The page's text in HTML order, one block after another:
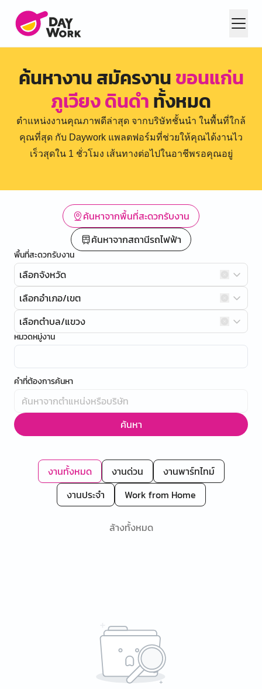
ค้นหางาน สมัครงานขอนแก่น
ภูเวียง ดินดำทั้งหมด
ตำแหน่งงานคุณภาพดีล่าสุด จากบริษัทชั้นนำ ในพื้นที่ใกล้
คุณที่สุด กับ Daywork แพลตฟอร์มที่ช่วยให้คุณได้งานไว
เร็วสุดใน 1 ชั่วโมง เส้นทางต่อไปในอาชีพรอคุณอยู่
ค้นหาจากพื้นที่สะดวกรับงาน
ค้นหาจากสถานีรถไฟฟ้า
พื้นที่สะดวกรับงาน
เลือกจังหวัด
เลือกอำเภอ/เขต
เลือกตำบล/แขวง
หมวดหมู่งาน
คำที่ต้องการค้นหา
ค้นหา
งานทั้งหมด งานด่วน
งานพาร์ทไทม์
งานประจำ
Work from Home
ล้างทั้งหมด